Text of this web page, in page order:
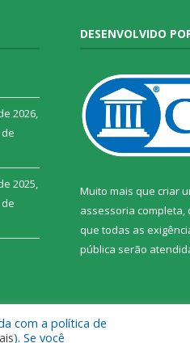
2026,
2025,
DESENVOLVIDO
Muito mais que criar
assessoria completa,
que todas as
pública serão
Mapa do Site
com a política de
). Se você